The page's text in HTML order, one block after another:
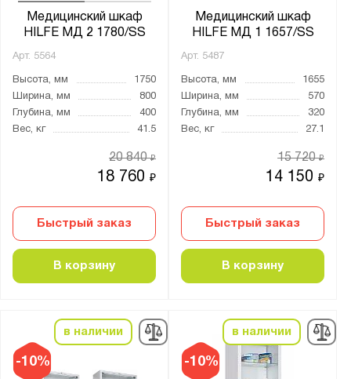
Медицинский шкаф
HILFE МД 2 1780/SS
Арт. 5564
Высота, мм
1750
Ширина, мм
800
Глубина, мм
400
Вес, кг
41.5
18 760₽
20 840₽
Быстрый заказ
В корзину
Медицинский шкаф
HILFE МД 1 1657/SS
Арт. 5487
Высота, мм
1655
Ширина, мм
570
Глубина, мм
320
Вес, кг
27.1
14 150₽
15 720₽
Быстрый заказ
В корзину
-10%
в наличии
-10%
в наличии
Показать Сбросить